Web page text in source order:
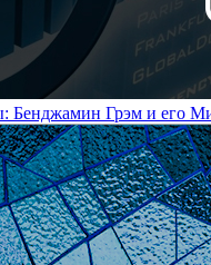
Бенджамин Грэм и его